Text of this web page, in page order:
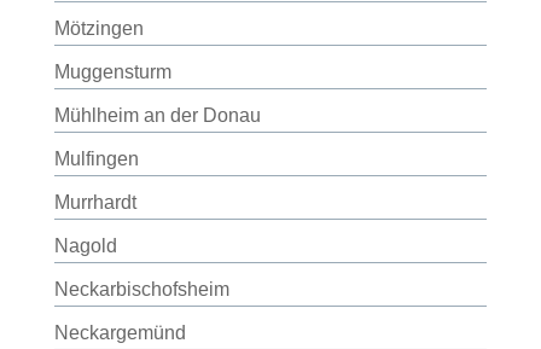
Mötzingen
Muggensturm
Mühlheim an der Donau
Mulfingen
Murrhardt
Nagold
Neckarbischofsheim
Neckargemünd